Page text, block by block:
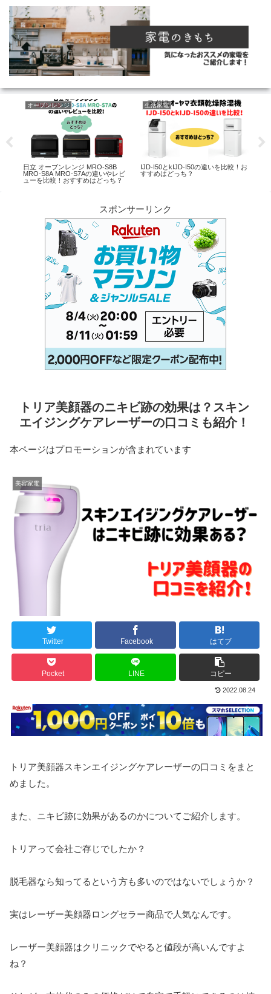
オーブンレンジ
日立 オーブンレンジ MRO-S8B
MRO-S8A MRO-S7Aの違いやレビ
ューを比較！おすすめはどっち？
生活家電
IJD-I50とkIJD-I50の違いを比較！お
すすめはどっち？
スポンサーリンク
トリア美顔器のニキビ跡の効果は？スキン
エイジングケアレーザーの口コミも紹介！
本ページはプロモーションが含まれています
美容家電
Twitter Facebook はてブ
Pocket LINE コピー
2022.08.24
トリア美顔器スキンエイジングケアレーザーの口コミをまと
めました。
また、ニキビ跡に効果があるのかについてご紹介します。
トリアって会社ご存じでしたか？
脱毛器なら知ってるという方も多いのではないでしょうか？
実はレーザー美顔器ロングセラー商品で人気なんです。
レーザー美顔器はクリニックでやると値段が高いんですよ
ね？